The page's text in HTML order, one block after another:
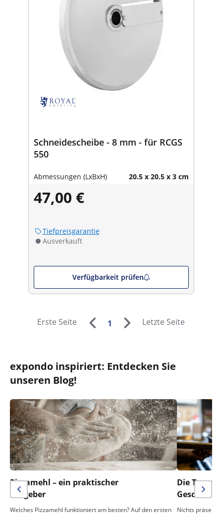
Schneidescheibe - 8 mm - für RCGS
550
Abmessungen (LxBxH) 20.5 x 20.5 x 3 cm
47,00 €
Tiefpreisgarantie
Ausverkauft
Verfügbarkeit prüfen
Erste Seite 1 Letzte Seite
expondo inspiriert: Entdecken Sie
unseren Blog!
Pizzamehl – ein praktischer
Ratgeber
Welches Pizzamehl funktioniert am besten? Auf den ersten
Die
Nichts